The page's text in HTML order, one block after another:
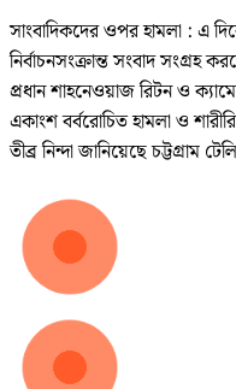
সাংবাদিকদের ওপর হামলা : এ
নির্বাচনসংক্রান্ত সংবাদ সংগ্রহ
প্রধান শাহনেওয়াজ রিটন ও
একাংশ বর্বরোচিত হামলা ও
তীব্র নিন্দা জানিয়েছে চট্টগ্রাম